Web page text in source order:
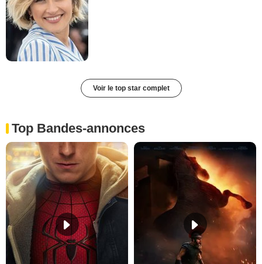
Voir le top star complet
Top Bandes-annonces